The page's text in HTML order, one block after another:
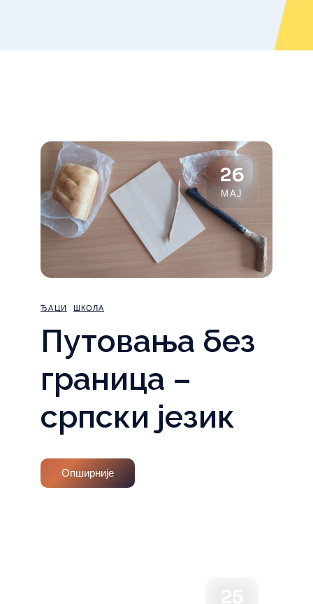
26
МАЈ
ЂАЦИ ШКОЛА
Путовања без
граница –
српски језик
Опширније